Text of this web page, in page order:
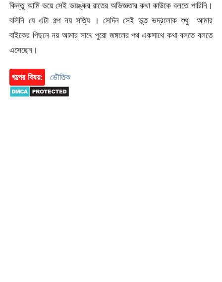
কিন্তু আমি ভয়ে সেই ভয়ঙ্কর রাতের অভিজ্ঞতার কথা কাউকে বলতে পারিনি।
বলিনি যে এটা গল্প নয় সত্যি । সেদিন সেই ভূত ভদ্রলোক শুধু আমার
বাইকের পিছনে নয় আমার সাথে পুরো জঙ্গলের পথ একসাথে কথা বলতে বলতে
এসেছেন।
গল্পের বিষয়: ভৌতিক